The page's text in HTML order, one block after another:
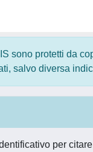
sono protetti da
salvo diversa
per